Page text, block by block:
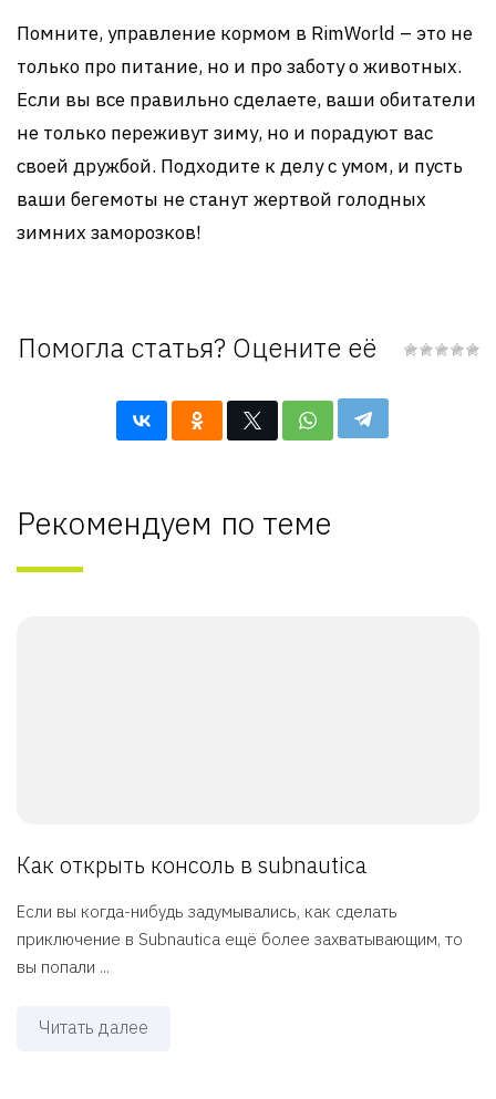
Помните, управление кормом в RimWorld – это не
только про питание, но и про заботу о животных.
Если вы все правильно сделаете, ваши обитатели
не только переживут зиму, но и порадуют вас
своей дружбой. Подходите к делу с умом, и пусть
ваши бегемоты не станут жертвой голодных
зимних заморозков!
Помогла статья? Оцените её
Рекомендуем по теме
Как открыть консоль в subnautica
Если вы когда-нибудь задумывались, как сделать
приключение в Subnautica ещё более захватывающим, то
вы попали ...
Читать далее